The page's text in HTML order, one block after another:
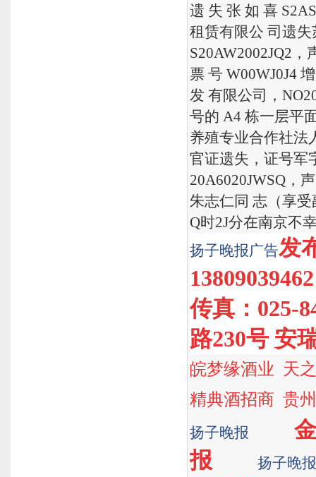
遗 失 张 如 喜
租赁有限公 司遗
S20AW2002JQ2，
票 号 W00WJ0J4
发 有限公司，
号的 A4 栋一层平
养殖专业合作社法
官证遗失，证号军
20A6020JWSQ，
朱志仁同 志（享
Q时2J分在南京不
扬子晚报广告发
传真：025-
路230号 安
皖梦缘酒业 天
精典酒招商 贵
扬子晚报
报
扬子晚报